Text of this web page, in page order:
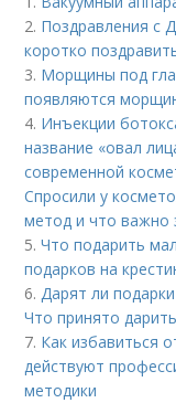
2. Поздравления с
коротко
3. Морщины под
появляются
4. Инъекции
название «овал
современной
Спросили у
метод и что важно
5.Что подарить
подарков на
6.Дарят ли
Что принято
7. Как избавиться
действуют
методики